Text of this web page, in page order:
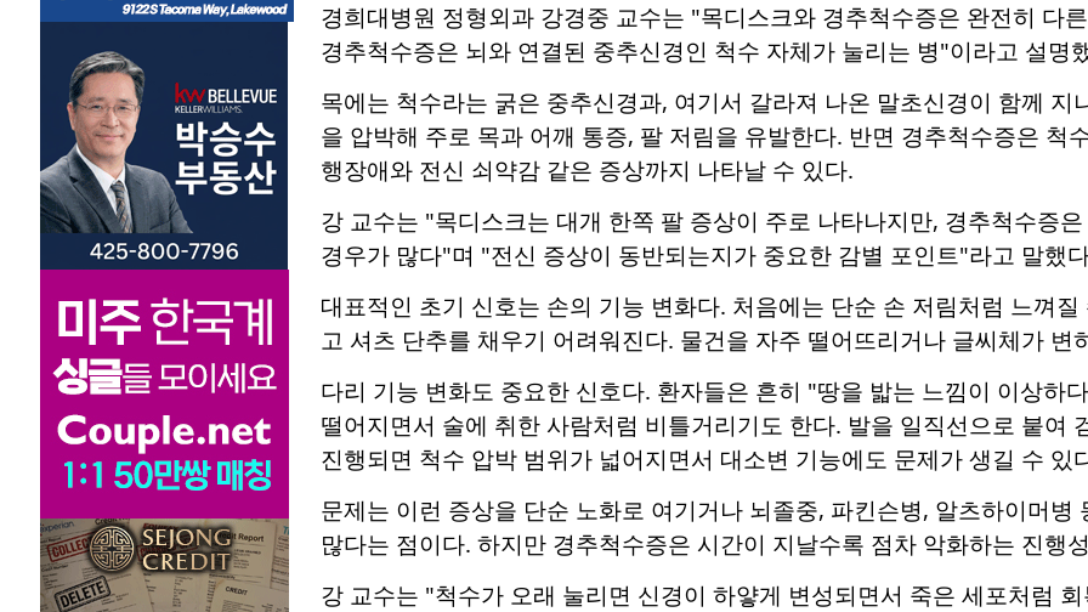
경희대병원 정형외과 강경중 교수는 "목디스크와 경추척수증은 완전히 다
경추척수증은 뇌와 연결된 중추신경인 척수 자체가 눌리는 병"이라고 설명
목에는 척수라는 굵은 중추신경과, 여기서 갈라져 나온 말초신경이 함께
을 압박해 주로 목과 어깨 통증, 팔 저림을 유발한다. 반면 경추척수증은 척
행장애와 전신 쇠약감 같은 증상까지 나타날 수 있다.
강 교수는 "목디스크는 대개 한쪽 팔 증상이 주로 나타나지만, 경추척수증
경우가 많다"며 "전신 증상이 동반되는지가 중요한 감별 포인트"라고 말했
대표적인 초기 신호는 손의 기능 변화다. 처음에는 단순 손 저림처럼 느껴
고 셔츠 단추를 채우기 어려워진다. 물건을 자주 떨어뜨리거나 글씨체가 변
다리 기능 변화도 중요한 신호다. 환자들은 흔히 "땅을 밟는 느낌이 이상하
떨어지면서 술에 취한 사람처럼 비틀거리기도 한다. 발을 일직선으로 붙여
진행되면 척수 압박 범위가 넓어지면서 대소변 기능에도 문제가 생길 수 있
문제는 이런 증상을 단순 노화로 여기거나 뇌졸중, 파킨슨병, 알츠하이머
많다는 점이다. 하지만 경추척수증은 시간이 지날수록 점차 악화하는 진행
강 교수는 "척수가 오래 눌리면 신경이 하얗게 변성되면서 죽은 세포처럼